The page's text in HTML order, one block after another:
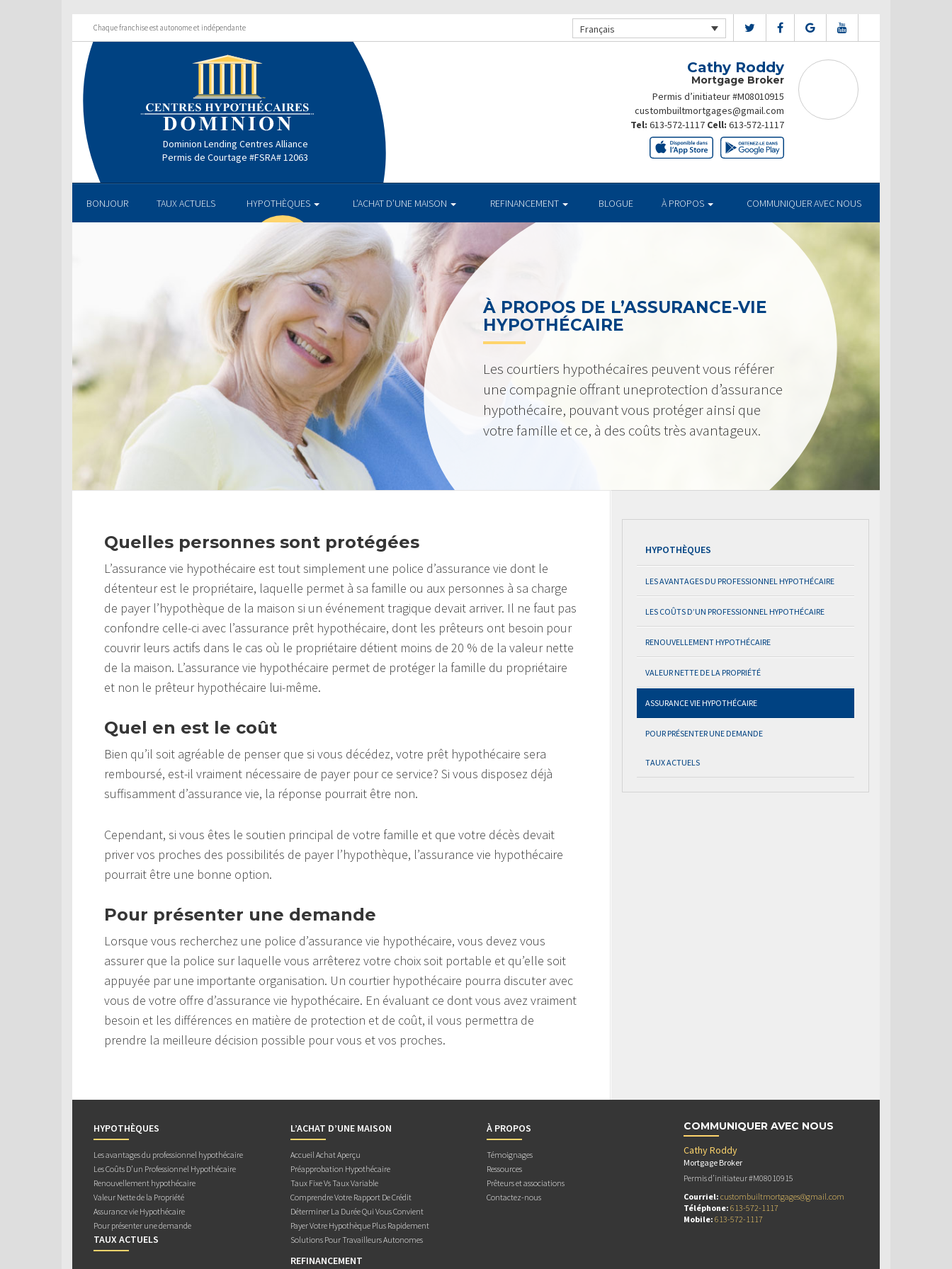
Chaque franchise est autonome et indépendante Français
Dominion Lending Centres Alliance
Permis de Courtage #FSRA# 12063
Cathy Roddy
Mortgage Broker
Permis d’initiateur #M08010915
custombuiltmortgages@gmail.com
Tel: 613-572-1117 Cell: 613-572-1117
BONJOUR TAUX ACTUELS HYPOTHÈQUES L’ACHAT D’UNE MAISON REFINANCEMENT BLOGUE À PROPOS COMMUNIQUER AVEC NOUS
À PROPOS DE L’ASSURANCE-VIE
HYPOTHÉCAIRE
Les courtiers hypothécaires peuvent vous référer
une compagnie offrant uneprotection d’assurance
hypothécaire, pouvant vous protéger ainsi que
votre famille et ce, à des coûts très avantageux.
Quelles personnes sont protégées
L’assurance vie hypothécaire est tout simplement une police d’assurance vie dont le
détenteur est le propriétaire, laquelle permet à sa famille ou aux personnes à sa charge
de payer l’hypothèque de la maison si un événement tragique devait arriver. Il ne faut pas
confondre celle-ci avec l’assurance prêt hypothécaire, dont les prêteurs ont besoin pour
couvrir leurs actifs dans le cas où le propriétaire détient moins de 20 % de la valeur nette
de la maison. L’assurance vie hypothécaire permet de protéger la famille du propriétaire
et non le prêteur hypothécaire lui-même.
Quel en est le coût
Bien qu’il soit agréable de penser que si vous décédez, votre prêt hypothécaire sera
remboursé, est-il vraiment nécessaire de payer pour ce service? Si vous disposez déjà
suffisamment d’assurance vie, la réponse pourrait être non.
Cependant, si vous êtes le soutien principal de votre famille et que votre décès devait
priver vos proches des possibilités de payer l’hypothèque, l’assurance vie hypothécaire
pourrait être une bonne option.
Pour présenter une demande
Lorsque vous recherchez une police d’assurance vie hypothécaire, vous devez vous
assurer que la police sur laquelle vous arrêterez votre choix soit portable et qu’elle soit
appuyée par une importante organisation. Un courtier hypothécaire pourra discuter avec
vous de votre offre d’assurance vie hypothécaire. En évaluant ce dont vous avez vraiment
besoin et les différences en matière de protection et de coût, il vous permettra de
prendre la meilleure décision possible pour vous et vos proches.
HYPOTHÈQUES
LES AVANTAGES DU PROFESSIONNEL HYPOTHÉCAIRE
LES COÛTS D’UN PROFESSIONNEL HYPOTHÉCAIRE
RENOUVELLEMENT HYPOTHÉCAIRE
VALEUR NETTE DE LA PROPRIÉTÉ
ASSURANCE VIE HYPOTHÉCAIRE
POUR PRÉSENTER UNE DEMANDE
TAUX ACTUELS
HYPOTHÈQUES
Les avantages du professionnel hypothécaire
Les Coûts D’un Professionnel Hypothécaire
Renouvellement hypothécaire
Valeur Nette de la Propriété
Assurance vie Hypothécaire
Pour présenter une demande
TAUX ACTUELS
L’ACHAT D’UNE MAISON
Accueil Achat Aperçu
Préapprobation Hypothécaire
Taux Fixe Vs Taux Variable
Comprendre Votre Rapport De Crédit
Déterminer La Durée Qui Vous Convient
Payer Votre Hypothèque Plus Rapidement
Solutions Pour Travailleurs Autonomes
REFINANCEMENT
À PROPOS
Témoignages
Ressources
Prêteurs et associations
Contactez-nous
COMMUNIQUER AVEC NOUS
Cathy Roddy
Mortgage Broker
Permis d’initiateur #M08010915
Courriel: custombuiltmortgages@gmail.com
Téléphone: 613-572-1117
Mobile: 613-572-1117